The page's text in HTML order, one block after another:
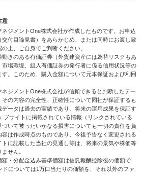
意
ジメントOne株式会社が作成したものです。お申込
付目論見書）をあらかじめ、または同時にお渡し致
上、ご自身でご判断ください。
きのある有価証券（外貨建資産には為替リスクもあ
市場環境、組入有価証券の発行者に係る信用状況等の
。このため、購入金額について元本保証および利回
ジメントOne株式会社が信頼できると判断したデー
の内容の完全性、正確性について同社が保証するも
ータは過去の実績であり、将来の運用成果を保証す
ブサイトに掲載されている情報（リンクされている
いて被ったいかなる損害についても一切の責任を負
は作成時点のものであり、今後予告なく変更される
に記載した当社の見通し等は、将来の景気や株価等
せん。
・分配金込み基準価額は信託報酬控除後の価額で
については1万口当たりの価額を、それ以外のファ